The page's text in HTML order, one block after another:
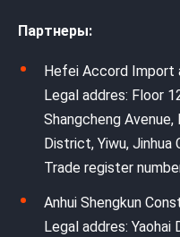
Партнеры:
Hefei Accord Import
Legal addres: Floor
Shangcheng Avenue,
District, Yiwu, Jinhua
Trade register
Anhui Shengkun
Legal addres: